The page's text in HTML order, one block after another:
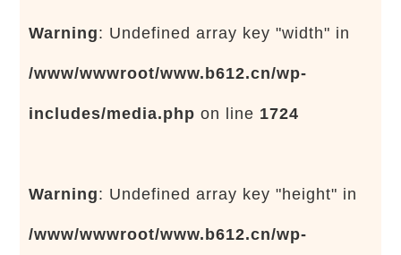
Warning: Undefined array key "width" in
/www/wwwroot/www.b612.cn/wp-
includes/media.php on line 1724
Warning: Undefined array key "height" in
/www/wwwroot/www.b612.cn/wp-